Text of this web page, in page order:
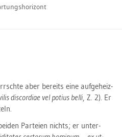
aber be­reits eine auf­ge­heiz­
di­s­cor­di­ae vel po­ti­us belli, Z. 2). Er
Par­tei­en nichts; er un­ter­